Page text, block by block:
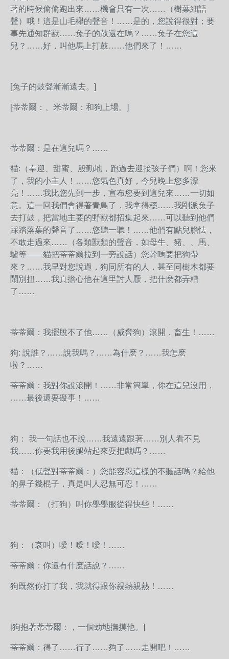
著的時候偷偷跑出來……機會只有一次……（樹葉細語
聲）哦！這是山毛櫸的聲音！……是的，您說得很對；要
事先通知群獸……兔子的鼓還在嗎？……兔子在您這
兒？……好，叫他馬上打鼓……他們來了！……
[兔子的鼓聲漸漸遠去。]
[蒂蒂爾：、米蒂爾：和狗上場。]
蒂蒂爾：是在這兒嗎？……
貓:（奉迎、甜蜜、殷勤地，跑過去迎接孩子們）啊！您來
了，我的小主人！……您氣色真好，今兒晚上您多漂
亮！……我比您先到一步，宣布您要到這兒來……一切如
意。這一回我們會得著青鳥了，我拿得穩……我剛派兔子
去打鼓，把當地主要的野獸都招集起來……可以聽到他們
踩踏落葉的聲音了……您聽一聽！……他們有點兒膽怯，
不敢走過來……（各類獸類的聲音，如母牛、豬、、馬、
驢等——貓把蒂蒂爾拉到一旁說話）您幹嗎要把狗帶
來？……我早對您說過，狗同所有的人，甚至同樹木都要
鬧別扭……我真擔心他在這里討人厭，把什麽都弄糟
了……
蒂蒂爾：我擺脫不了他……（威脅狗）滾開，畜生！……
狗: 說誰？……說我嗎？……為什麽？……我怎麽
啦？……
蒂蒂爾：我對你說滾開！……非常簡單，你在這兒沒用，
……最後還要礙事！……
狗： 我一句話也不說……我遠遠跟著……別人看不見
我……你要我用後腿站起來耍把戲嗎？……
貓：（低聲對蒂蒂爾：）您能容忍這樣的不聽話嗎？給他
的鼻子幾棍子，真是叫人忍無可忍！……
蒂蒂爾：（打狗）叫你學學服從得快些！……
狗：（哀叫）噯！噯！噯！……
蒂蒂爾：你還有什麽話說？……
狗既然你打了我，我就得跟你親熱親熱！……
[狗抱著蒂蒂爾：，一個勁地撫摸他。]
蒂蒂爾：得了……行了……夠了……走開吧！……